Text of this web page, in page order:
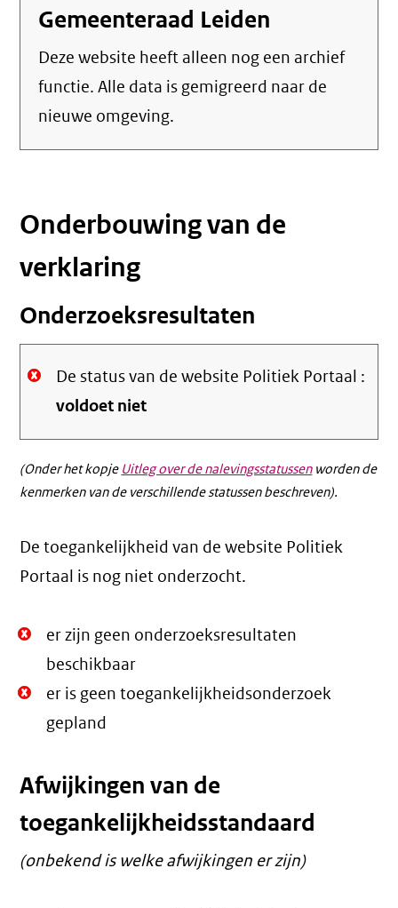
Gemeenteraad Leiden
Deze website heeft alleen nog een archief
functie. Alle data is gemigreerd naar de
nieuwe omgeving.
Onderbouwing van de
verklaring
Onderzoeksresultaten
De status van de website Politiek Portaal :
voldoet niet
(Onder het kopje Uitleg over de nalevingsstatussenworden de
kenmerken van de verschillende statussen beschreven).
De toegankelijkheid van de website Politiek
Portaal is nog niet onderzocht.
Niet
Oké.
er zijn geen onderzoeksresultaten
beschikbaar
Niet
Oké.
er is geen toegankelijkheidsonderzoek
gepland
Afwijkingen van de
toegankelijkheidsstandaard
(onbekend is welke afwijkingen er zijn)